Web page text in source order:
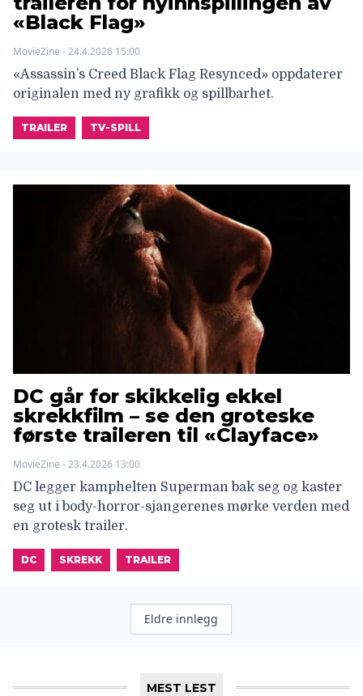
«Black Flag»
MovieZine - 24.4.2026 15:00
«Assassin’s Creed Black Flag Resynced» oppdaterer
originalen med ny grafikk og spillbarhet.
TRAILER TV-SPILL
DC går for skikkelig ekkel
skrekkfilm – se den groteske
første traileren til «Clayface»
MovieZine - 23.4.2026 13:00
DC legger kamphelten Superman bak seg og kaster
seg ut i body-horror-sjangerenes mørke verden med
en grotesk trailer.
DC SKREKK TRAILER
Innleggnavigasjon
Eldre innlegg
MEST LEST